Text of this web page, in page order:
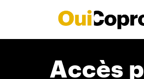
Accès